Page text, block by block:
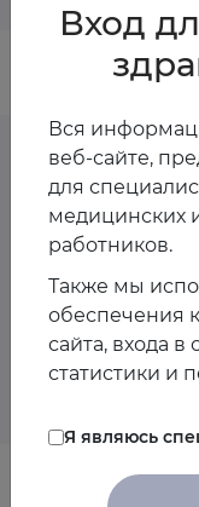
Пока
Вход
Вся
веб-сайте,
для
медицинских
работников.
Также мы
обеспечения
сайта, входа в
статистики и
Я являюсь